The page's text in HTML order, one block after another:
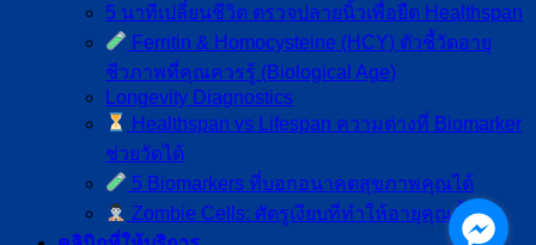
5 นาทีเปลี่ยนชีวิต ตรวจปลายนิ้วเพื่อยืด Healthspan
Ferritin & Homocysteine (HCY) ตัวชี้วัดอายุ
ชีวภาพที่คุณควรรู้ (Biological Age)
Longevity Diagnostics
Healthspan vs Lifespan ความต่างที่ Biomarker
ช่วยวัดได้
5 Biomarkers ที่บอกอนาคตสุขภาพคุณได้
Zombie Cells: ศัตรูเงียบที่ทำให้อายุคุณสั้นลง